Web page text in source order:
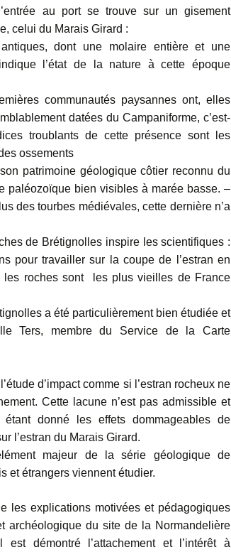
au port se trouve sur un gisement
celui du Marais Girard :
dont une molaire entière et une
l’état de la nature à cette époque
communautés paysannes ont, elles
datées du Campaniforme, c’est-
troublants de cette présence sont les
ossements
patrimoine géologique côtier reconnu du
paléozoïque bien visibles à marée basse. –
des tourbes médiévales, cette dernière n’a
de Brétignolles inspire les scientifiques :
pour travailler sur la coupe de l’estran en
les roches sont les plus vieilles de France
a été particulièrement bien étudiée et
Ters, membre du Service de la Carte
d’impact comme si l’estran rocheux ne
Cette lacune n’est pas admissible et
donné les effets dommageables de
l’estran du Marais Girard.
majeur de la série géologique de
et étrangers viennent étudier.
les explications motivées et pédagogiques
archéologique du site de la Normandelière
démontré l’attachement et l’intérêt à